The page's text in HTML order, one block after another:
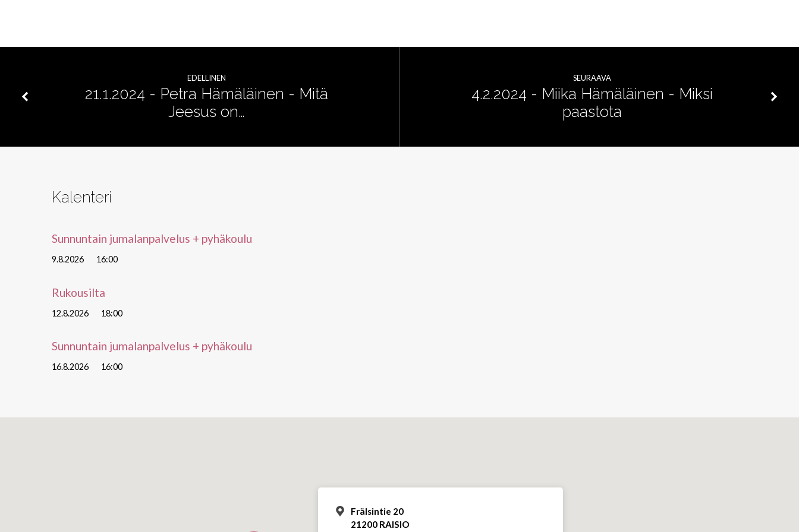
EDELLINEN
21.1.2024 - Petra Hämäläinen - Mitä
Jeesus on…
SEURAAVA
4.2.2024 - Miika Hämäläinen - Miksi
paastota
Kalenteri
Sunnuntain jumalanpalvelus + pyhäkoulu
9.8.2026 16:00
Rukousilta
12.8.2026 18:00
Sunnuntain jumalanpalvelus + pyhäkoulu
16.8.2026 16:00
Frälsintie 20
21200 RAISIO